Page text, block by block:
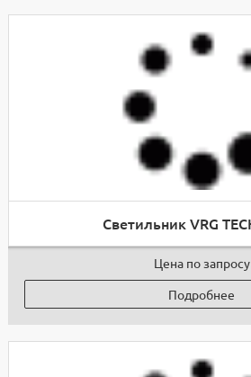
Светильник VRG
Цена по запросу
Подробнее